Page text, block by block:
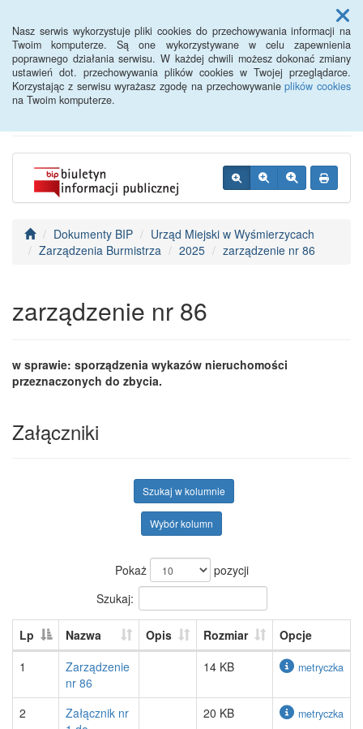
Nasz serwis wykorzystuje pliki cookies do przechowywania informacji na
Twoim komputerze. Są one wykorzystywane w celu zapewnienia
poprawnego działania serwisu. W każdej chwili możesz dokonać zmiany
ustawień dot. przechowywania plików cookies w Twojej przeglądarce.
Korzystając z serwisu wyrażasz zgodę na przechowywanieplików cookies
na Twoim komputerze.
Menu
BIP - Urząd Miejski
Wyśmierzyce
Dokumenty BIP
Urząd Miejski w Wyśmierzycach
Zarządzenia Burmistrza
2025 zarządzenie nr 86
zarządzenie nr 86
w sprawie: sporządzenia wykazów nieruchomości
przeznaczonych do zbycia.
Załączniki
Szukaj w kolumnie
Wybór kolumn
Pokaż
pozycji
Szukaj:
Lp Nazwa Opis Rozmiar
Opcje
1
Zarządzenie
nr 86
14 KB metryczka
2
Załącznik nr
20 KB metryczka